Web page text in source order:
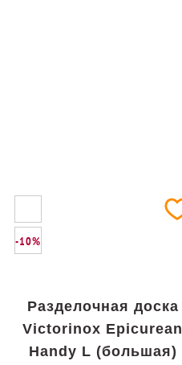
-10%
Разделочная доска
Victorinox Epicurean
Handy L (большая)